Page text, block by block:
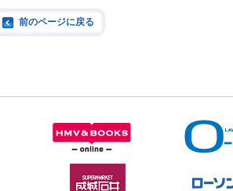
前のページに戻る